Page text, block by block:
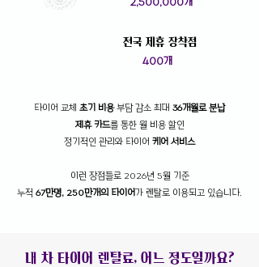
전국 제휴 장착점
400개
타이어 교체 초기 비용부담 감소 최대 36개월로 분납
제휴 카드를 통한 월 비용할인
정기적인 관리와 타이어 케어 서비스
이런 장점들로 2026년 5월 기준
누적 67만명, 250만개의 타이어가 렌탈로 이용되고 있습니다.
내 차 타이어 렌탈료, 어느 정도일까요?